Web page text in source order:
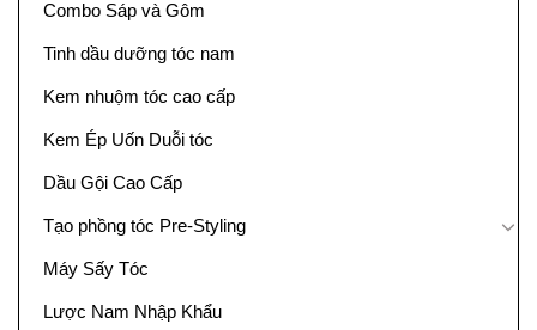
Combo Sáp và Gôm
Tinh dầu dưỡng tóc nam
Kem nhuộm tóc cao cấp
Kem Ép Uốn Duỗi tóc
Dầu Gội Cao Cấp
Tạo phồng tóc Pre-Styling
Máy Sấy Tóc
Lược Nam Nhập Khẩu